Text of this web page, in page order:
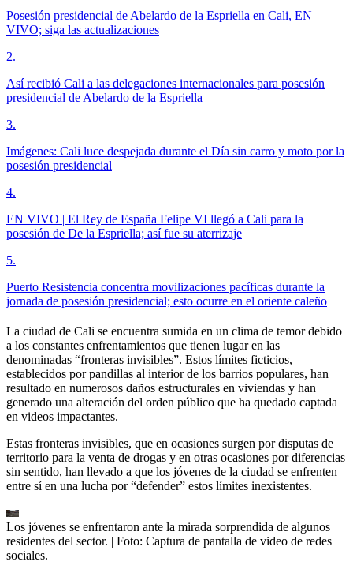
Posesión presidencial de Abelardo de la Espriella en Cali, EN
VIVO; siga las actualizaciones
2.
Así recibió Cali a las delegaciones internacionales para posesión
presidencial de Abelardo de la Espriella
3.
Imágenes: Cali luce despejada durante el Día sin carro y moto por la
posesión presidencial
4.
EN VIVO | El Rey de España Felipe VI llegó a Cali para la
posesión de De la Espriella; así fue su aterrizaje
5.
Puerto Resistencia concentra movilizaciones pacíficas durante la
jornada de posesión presidencial; esto ocurre en el oriente caleño
La ciudad de Cali se encuentra sumida en un clima de temor debido
a los constantes enfrentamientos que tienen lugar en las
denominadas “fronteras invisibles”. Estos límites ficticios,
establecidos por pandillas al interior de los barrios populares, han
resultado en numerosos daños estructurales en viviendas y han
generado una alteración del orden público que ha quedado captada
en videos impactantes.
Estas fronteras invisibles, que en ocasiones surgen por disputas de
territorio para la venta de drogas y en otras ocasiones por diferencias
sin sentido, han llevado a que los jóvenes de la ciudad se enfrenten
entre sí en una lucha por “defender” estos límites inexistentes.
Los jóvenes se enfrentaron ante la mirada sorprendida de algunos
residentes del sector. | Foto: Captura de pantalla de video de redes
sociales.